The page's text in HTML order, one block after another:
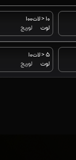
10 < لات
لوت
100
لوریج
5 < لات
لوت
10
لوریج